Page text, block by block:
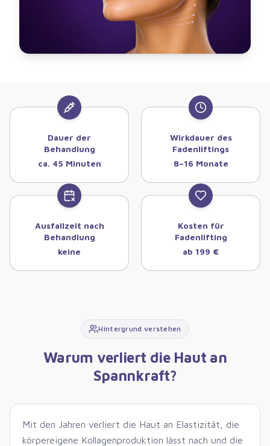
Dauer der
Behandlung
ca. 45 Minuten
Wirkdauer des
Fadenliftings
8–16 Monate
Ausfallzeit nach
Behandlung
keine
Kosten für
Fadenlifting
ab 199 €
Hintergrund verstehen
Warum verliert die Haut an
Spannkraft?
Mit den Jahren verliert die Haut an Elastizität, die
körpereigene Kollagenproduktion lässt nach und die